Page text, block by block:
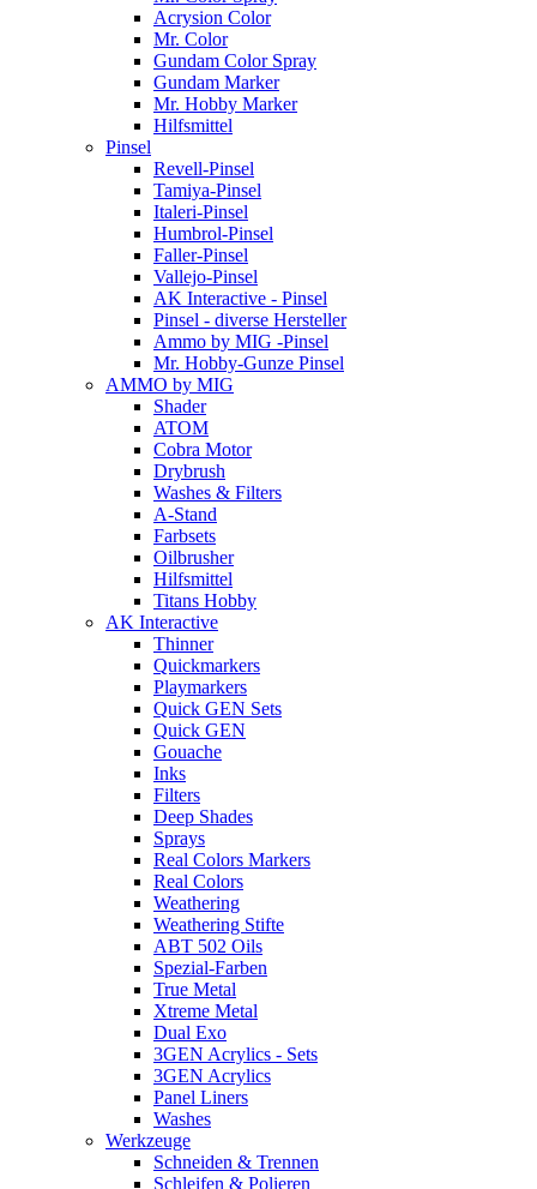
Acrysion Color
Mr. Color
Gundam Color Spray
Gundam Marker
Mr. Hobby Marker
Hilfsmittel
Pinsel
Revell-Pinsel
Tamiya-Pinsel
Italeri-Pinsel
Humbrol-Pinsel
Faller-Pinsel
Vallejo-Pinsel
AK Interactive - Pinsel
Pinsel - diverse Hersteller
Ammo by MIG -Pinsel
Mr. Hobby-Gunze Pinsel
AMMO by MIG
Shader
ATOM
Cobra Motor
Drybrush
Washes & Filters
A-Stand
Farbsets
Oilbrusher
Hilfsmittel
Titans Hobby
AK Interactive
Thinner
Quickmarkers
Playmarkers
Quick GEN Sets
Quick GEN
Gouache
Inks
Filters
Deep Shades
Sprays
Real Colors Markers
Real Colors
Weathering
Weathering Stifte
ABT 502 Oils
Spezial-Farben
True Metal
Xtreme Metal
Dual Exo
3GEN Acrylics - Sets
3GEN Acrylics
Panel Liners
Washes
Werkzeuge
Schneiden & Trennen
Schleifen & Polieren